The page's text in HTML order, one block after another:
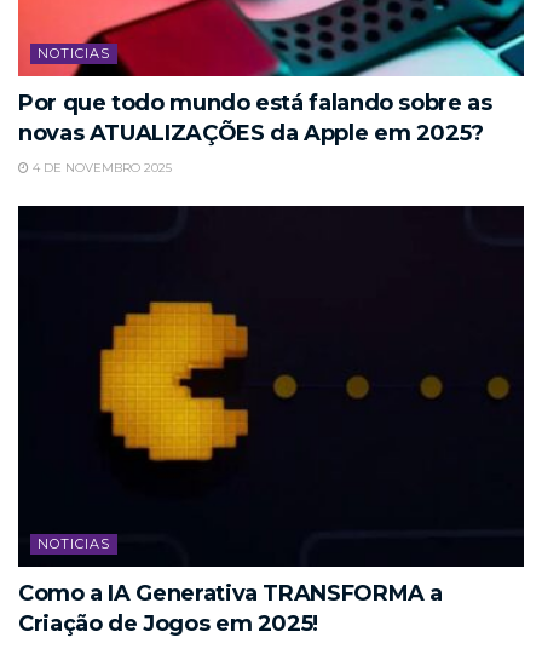
NOTICIAS
Por que todo mundo está falando sobre as
novas ATUALIZAÇÕES da Apple em 2025?
4 DE NOVEMBRO 2025
NOTICIAS
Como a IA Generativa TRANSFORMA a
Criação de Jogos em 2025!